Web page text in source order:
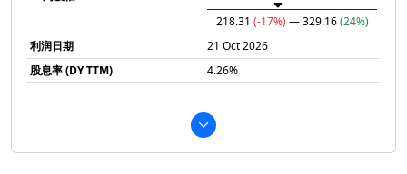
218.31 (-17%) — 329.16(24%)
利润日期
21 Oct 2026
股息率 (DY TTM)
4.26%